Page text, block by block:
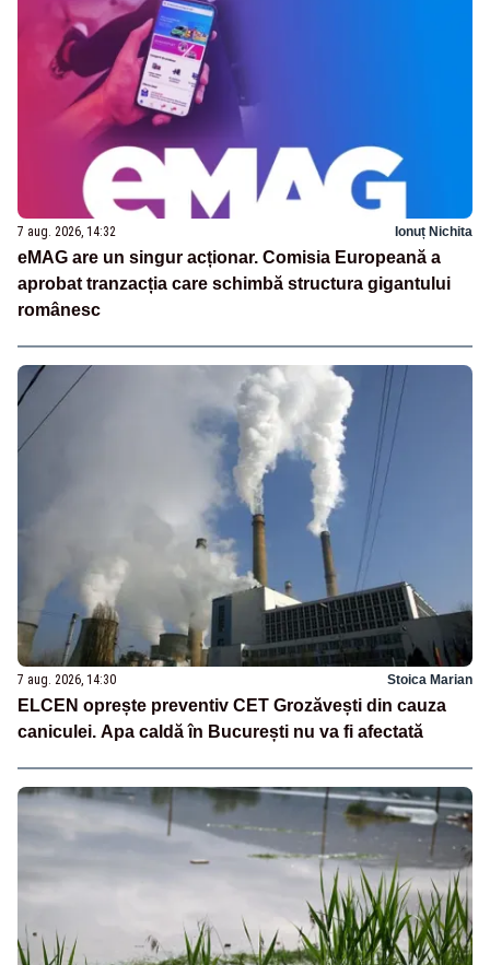
7 aug. 2026, 14:32 Ionuț Nichita
eMAG are un singur acționar. Comisia Europeană a
aprobat tranzacția care schimbă structura gigantului
românesc
7 aug. 2026, 14:30 Stoica Marian
ELCEN oprește preventiv CET Grozăvești din cauza
caniculei. Apa caldă în București nu va fi afectată